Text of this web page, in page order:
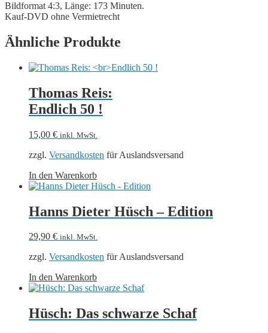
Bildformat 4:3, Länge: 173 Minuten.
Kauf-DVD ohne Vermietrecht
Ähnliche Produkte
Thomas Reis:
Endlich 50 !
15,00 € inkl. MwSt.
zzgl. Versandkosten für Auslandsversand
In den Warenkorb
Hanns Dieter Hüsch – Edition
29,90 € inkl. MwSt.
zzgl. Versandkosten für Auslandsversand
In den Warenkorb
Hüsch: Das schwarze Schaf